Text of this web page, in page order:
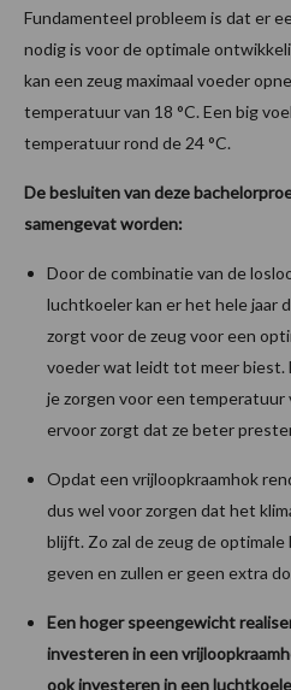
Fundamenteel probleem is dat er
nodig is voor de optimale
kan een zeug maximaal voeder
temperatuur van 18 °C. Een big
temperatuur rond de 24 °C.
De besluiten van deze
samengevat worden:
Door de combinatie van de
luchtkoeler kan er het hele jaar
zorgt voor de zeug voor een
voeder wat leidt tot meer biest.
je zorgen voor een temperatuur
ervoor zorgt dat ze beter
Opdat een vrijloopkraamhok
dus wel voor zorgen dat het
blijft. Zo zal de zeug de
geven en zullen er geen extra
Een hoger speengewicht
investeren in een
ook investeren in een